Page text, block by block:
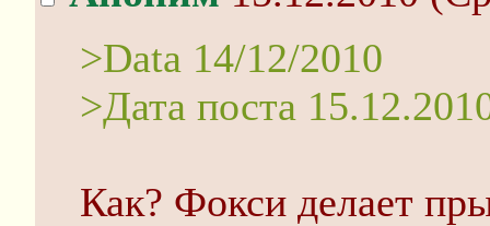
>Data 14/12/2010
>Дата поста
Как? Фокси делает